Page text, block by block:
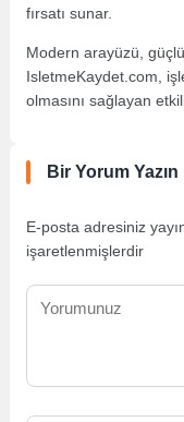
fırsatı sunar.
Modern arayüzü, güçlü
IsletmeKaydet.com,
olmasını sağlayan
Bir Yorum Yazın
E-posta adresiniz
işaretlenmişlerdir